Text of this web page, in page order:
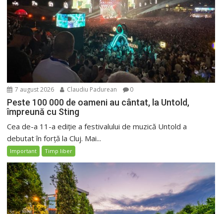
7 august 2026 Claudiu Padurean 0
Peste 100 000 de oameni au cântat, la Untold,
împreună cu Sting
Cea de-a 11-a ediție a festivalului de muzică Untold a
debutat în forță la Cluj. Mai...
Important Timp liber